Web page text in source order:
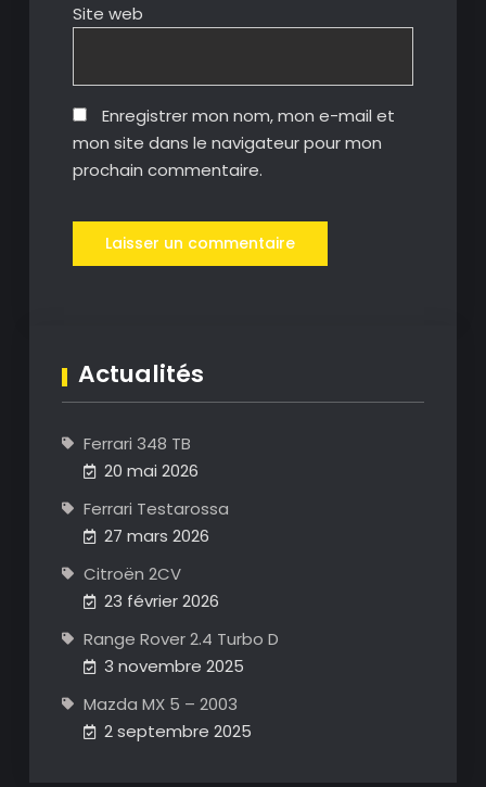
Site web
Enregistrer mon nom, mon e-mail et
mon site dans le navigateur pour mon
prochain commentaire.
Actualités
Ferrari 348 TB
20 mai 2026
Ferrari Testarossa
27 mars 2026
Citroën 2CV
23 février 2026
Range Rover 2.4 Turbo D
3 novembre 2025
Mazda MX 5 – 2003
2 septembre 2025